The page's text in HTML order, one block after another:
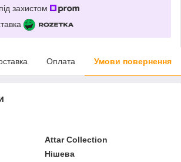
захистом
Оплата Умови повернення
Attar Collection
Нішева